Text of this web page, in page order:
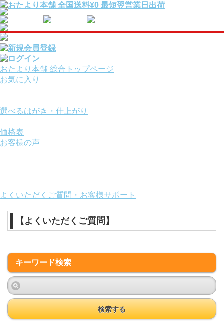
おたより本舗 総合トップページ
お気に入り
選べるはがき・仕上がり
価格表
お客様の声
よくいただくご質問・お客様サポート
【よくいただくご質問】
キーワード検索
検索する